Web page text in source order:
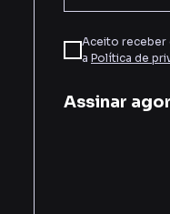
Aceito receber
a Política de
Assinar